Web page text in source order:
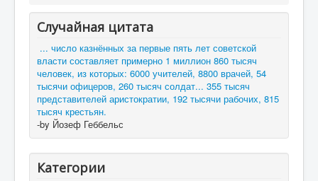
Случайная цитата
... число казнённых за первые пять лет советской
власти составляет примерно 1 миллион 860 тысяч
человек, из которых: 6000 учителей, 8800 врачей, 54
тысячи офицеров, 260 тысяч солдат... 355 тысяч
представителей аристократии, 192 тысячи рабочих, 815
тысяч крестьян.
-by Йозеф Геббельс
Категории